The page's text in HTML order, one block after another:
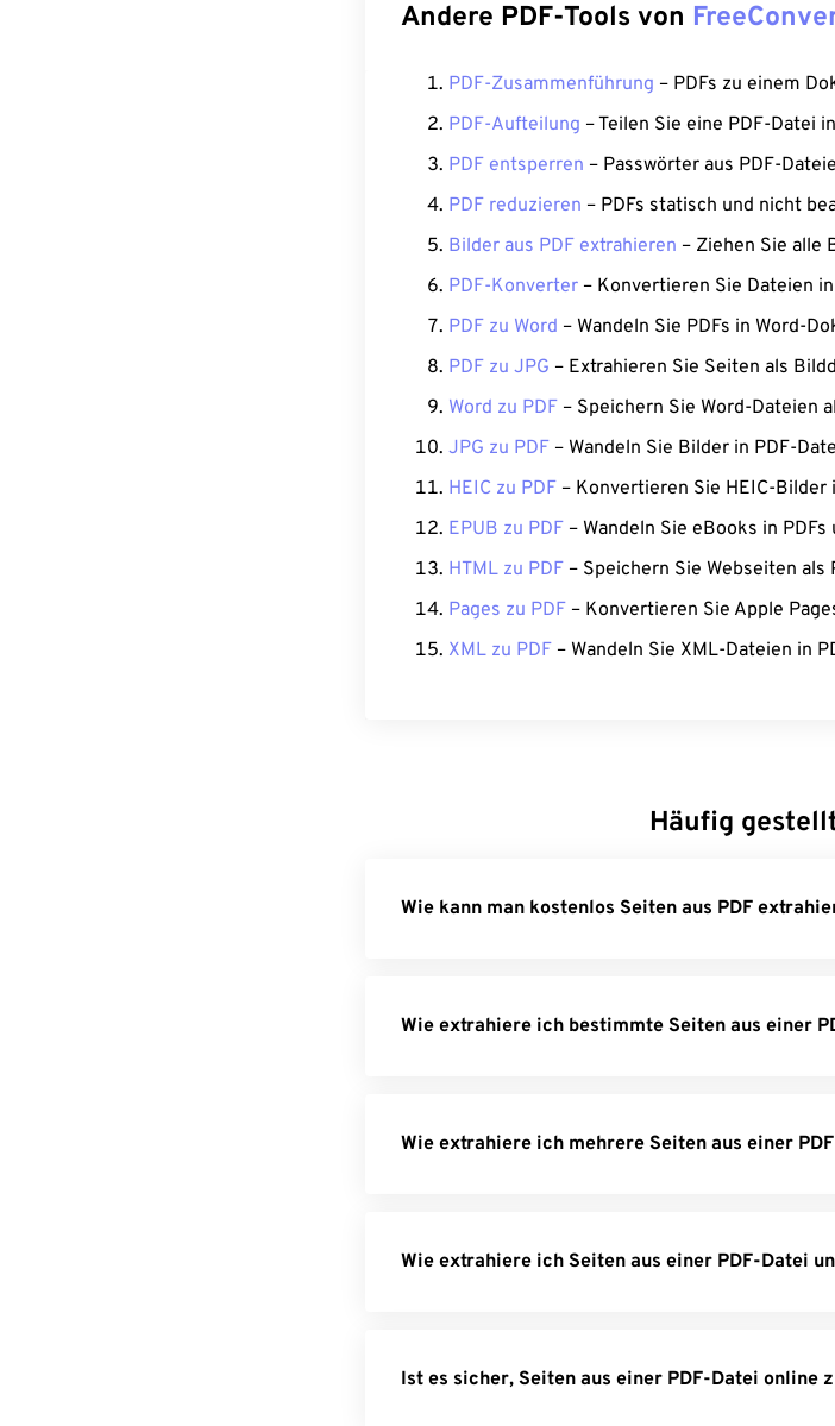
Andere PDF-Tools von
PDF-Zusammenführung – PDFs zu einem
PDF-Aufteilung – Teilen Sie eine PDF-Datei
PDF entsperren – Passwörter aus PDF-
PDF reduzieren – PDFs statisch und nicht
Bilder aus PDF extrahieren – Ziehen Sie alle
PDF-Konverter – Konvertieren Sie Dateien in
PDF zu Word – Wandeln Sie PDFs in Word-
PDF zu JPG – Extrahieren Sie Seiten als
Word zu PDF – Speichern Sie Word-Dateien
JPG zu PDF – Wandeln Sie Bilder in PDF-
HEIC zu PDF – Konvertieren Sie HEIC-Bilder
EPUB zu PDF – Wandeln Sie eBooks in PDFs
HTML zu PDF – Speichern Sie Webseiten als
Pages zu PDF – Konvertieren Sie Apple
XML zu PDF – Wandeln Sie XML-Dateien in
Häufig
Wie kann man kostenlos Seiten aus PDF
Wie extrahiere ich bestimmte Seiten aus einer
Wie extrahiere ich mehrere Seiten aus einer
Wie extrahiere ich Seiten aus einer PDF-Datei
Ist es sicher, Seiten aus einer PDF-Datei online